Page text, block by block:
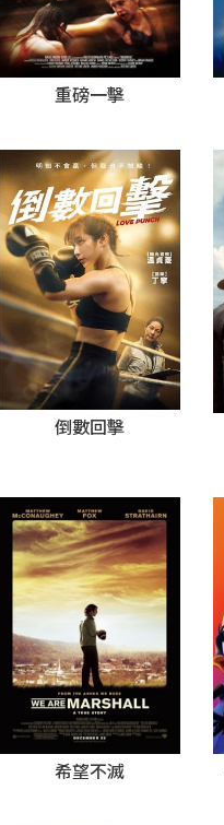
重磅一擊
倒數回擊
希望不滅